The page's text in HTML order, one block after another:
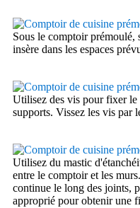
Sous le comptoir prémoulé,
insère dans les espaces
Utilisez des vis pour fixer
supports. Vissez les vis par
Utilisez du mastic
entre le comptoir et les
continue le long des joints,
approprié pour obtenir une